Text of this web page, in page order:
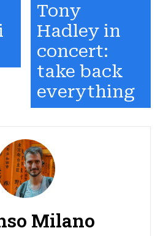
Tony
Hadley in
concert:
take back
everything
Milano